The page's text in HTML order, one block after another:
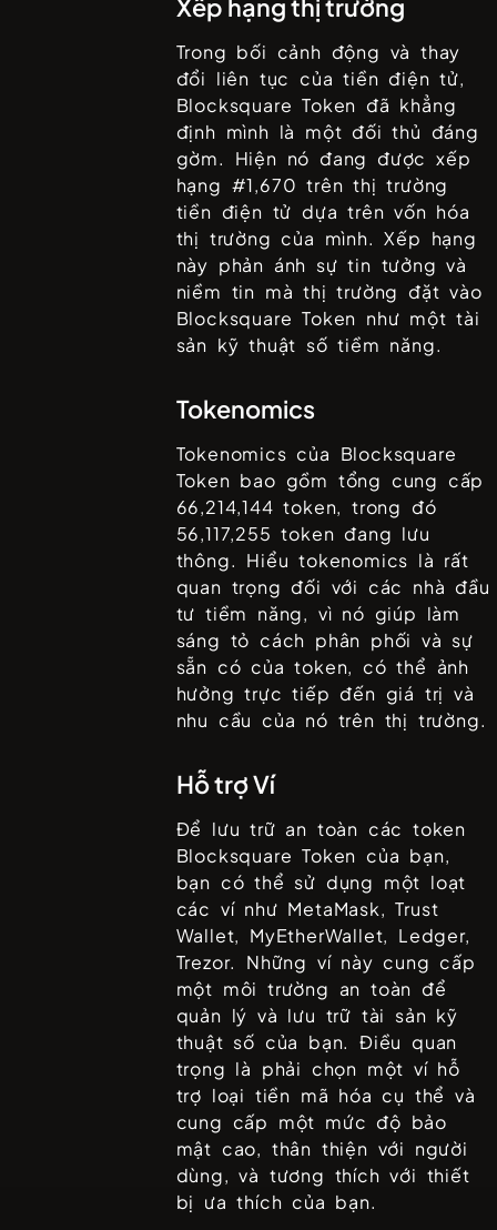
Xếp hạng thị trường
Trong bối cảnh động và thay
đổi liên tục của tiền điện tử,
Blocksquare Token đã khẳng
định mình là một đối thủ đáng
gờm. Hiện nó đang được xếp
hạng #1,670 trên thị trường
tiền điện tử dựa trên vốn hóa
thị trường của mình. Xếp hạng
này phản ánh sự tin tưởng và
niềm tin mà thị trường đặt vào
Blocksquare Token như một tài
sản kỹ thuật số tiềm năng.
Tokenomics
Tokenomics của Blocksquare
Token bao gồm tổng cung cấp
66,214,144 token, trong đó
56,117,255 token đang lưu
thông. Hiểu tokenomics là rất
quan trọng đối với các nhà đầu
tư tiềm năng, vì nó giúp làm
sáng tỏ cách phân phối và sự
sẵn có của token, có thể ảnh
hưởng trực tiếp đến giá trị và
nhu cầu của nó trên thị trường.
Hỗ trợ Ví
Để lưu trữ an toàn các token
Blocksquare Token của bạn,
bạn có thể sử dụng một loạt
các ví như MetaMask, Trust
Wallet, MyEtherWallet, Ledger,
Trezor. Những ví này cung cấp
một môi trường an toàn để
quản lý và lưu trữ tài sản kỹ
thuật số của bạn. Điều quan
trọng là phải chọn một ví hỗ
trợ loại tiền mã hóa cụ thể và
cung cấp một mức độ bảo
mật cao, thân thiện với người
dùng, và tương thích với thiết
bị ưa thích của bạn.